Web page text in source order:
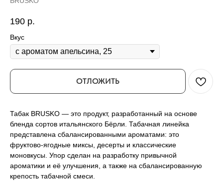
190 р.
Вкус
ОТЛОЖИТЬ
Табак BRUSKO — это продукт, разработанный на основе
бленда сортов итальянского Бёрли. Табачная линейка
представлена сбалансированными ароматами: это
фруктово-ягодные миксы, десерты и классические
моновкусы. Упор сделан на разработку привычной
ароматики и её улучшения, а также на сбалансированную
крепость табачной смеси.